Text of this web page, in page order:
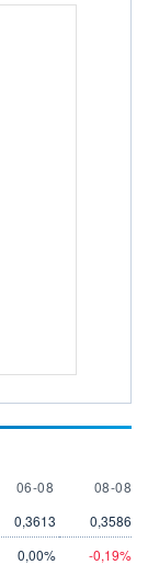
6 AUGUST
06-08 8
08-08
0,3613
0,3586
0,00%
-0,19%